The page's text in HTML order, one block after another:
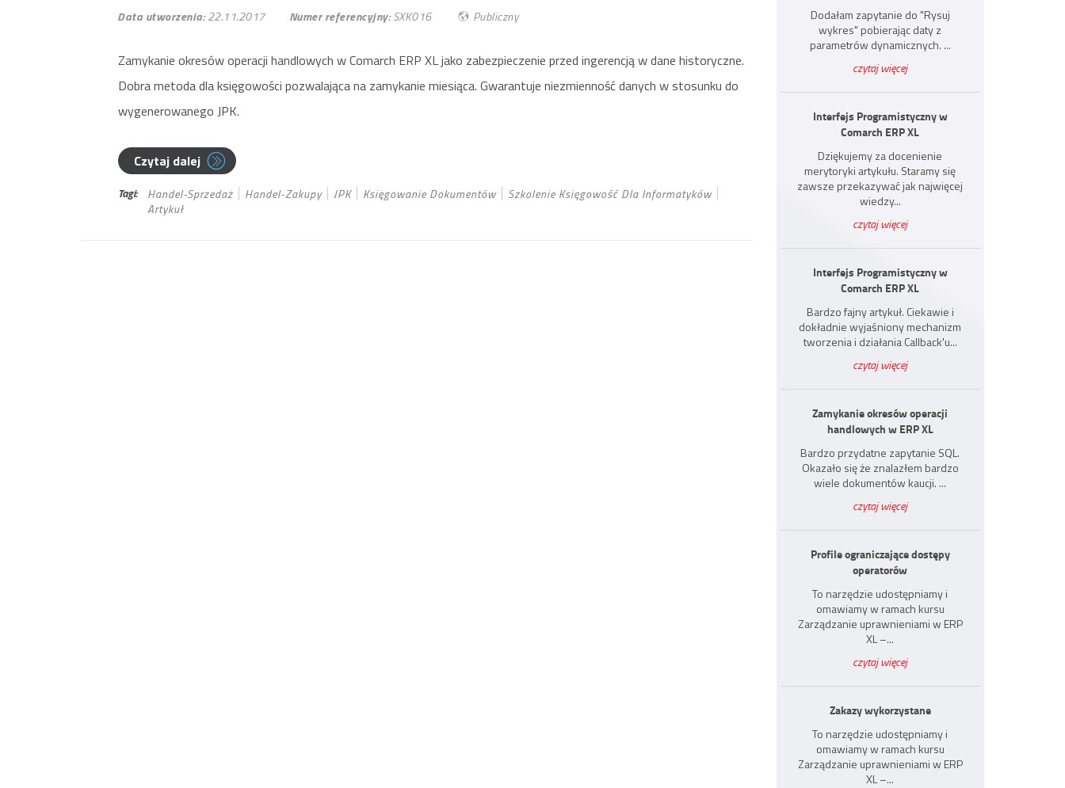
Data utworzenia:22.11.2017 Numer referencyjny:SXK016 Publiczny
Zamykanie okresów operacji handlowych w Comarch ERP XL jako zabezpieczenie przed ingerencją w dane historyczne.
Dobra metoda dla księgowości pozwalająca na zamykanie miesiąca. Gwarantuje niezmienność danych w stosunku do
wygenerowanego JPK.
Czytaj dalej
Tagi: Handel-Sprzedaż Handel-Zakupy JPK Księgowanie Dokumentów
Szkolenie Księgowość Dla Informatyków
Artykuł
Dodałam zapytanie do "Rysuj
wykres" pobierając daty z
parametrów dynamicznych. ...
czytaj więcej
Interfejs Programistyczny w
Comarch ERP XL
Dziękujemy za docenienie
merytoryki artykułu. Staramy się
zawsze przekazywać jak najwięcej
wiedzy...
czytaj więcej
Interfejs Programistyczny w
Comarch ERP XL
Bardzo fajny artykuł. Ciekawie i
dokładnie wyjaśniony mechanizm
tworzenia i działania Callback'u...
czytaj więcej
Zamykanie okresów operacji
handlowych w ERP XL
Bardzo przydatne zapytanie SQL.
Okazało się że znalazłem bardzo
wiele dokumentów kaucji. ...
czytaj więcej
Profile ograniczające dostępy
operatorów
To narzędzie udostępniamy i
omawiamy w ramach kursu
Zarządzanie uprawnieniami w ERP
XL –...
czytaj więcej
Zakazy wykorzystane
To narzędzie udostępniamy i
omawiamy w ramach kursu
Zarządzanie uprawnieniami w ERP
XL –...